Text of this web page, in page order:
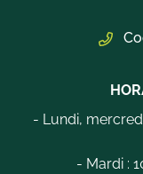
- Lundi,
- Mardi :